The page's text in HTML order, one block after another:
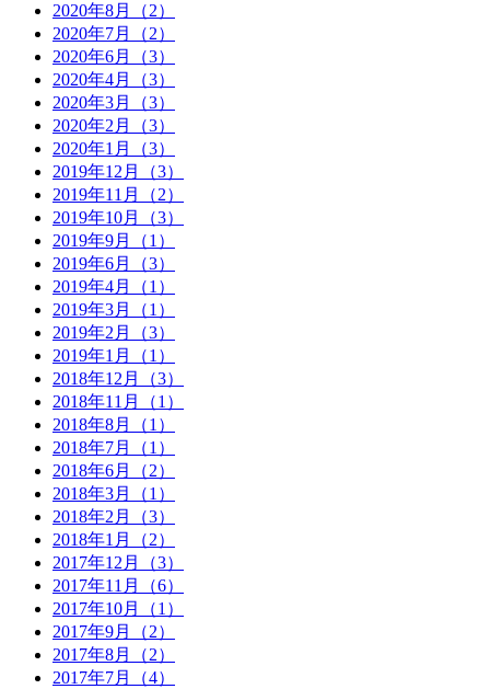
2020年8月（2）
2020年7月（2）
2020年6月（3）
2020年4月（3）
2020年3月（3）
2020年2月（3）
2020年1月（3）
2019年12月（3）
2019年11月（2）
2019年10月（3）
2019年9月（1）
2019年6月（3）
2019年4月（1）
2019年3月（1）
2019年2月（3）
2019年1月（1）
2018年12月（3）
2018年11月（1）
2018年8月（1）
2018年7月（1）
2018年6月（2）
2018年3月（1）
2018年2月（3）
2018年1月（2）
2017年12月（3）
2017年11月（6）
2017年10月（1）
2017年9月（2）
2017年8月（2）
2017年7月（4）